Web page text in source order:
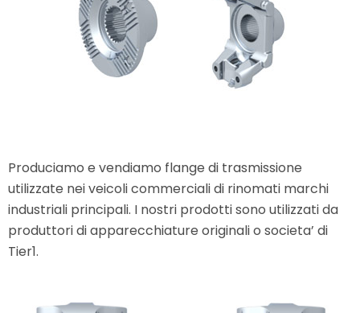
Produciamo e vendiamo flange di trasmissione
utilizzate nei veicoli commerciali di rinomati marchi
industriali principali. I nostri prodotti sono utilizzati da
produttori di apparecchiature originali o societa’ di
Tier1.